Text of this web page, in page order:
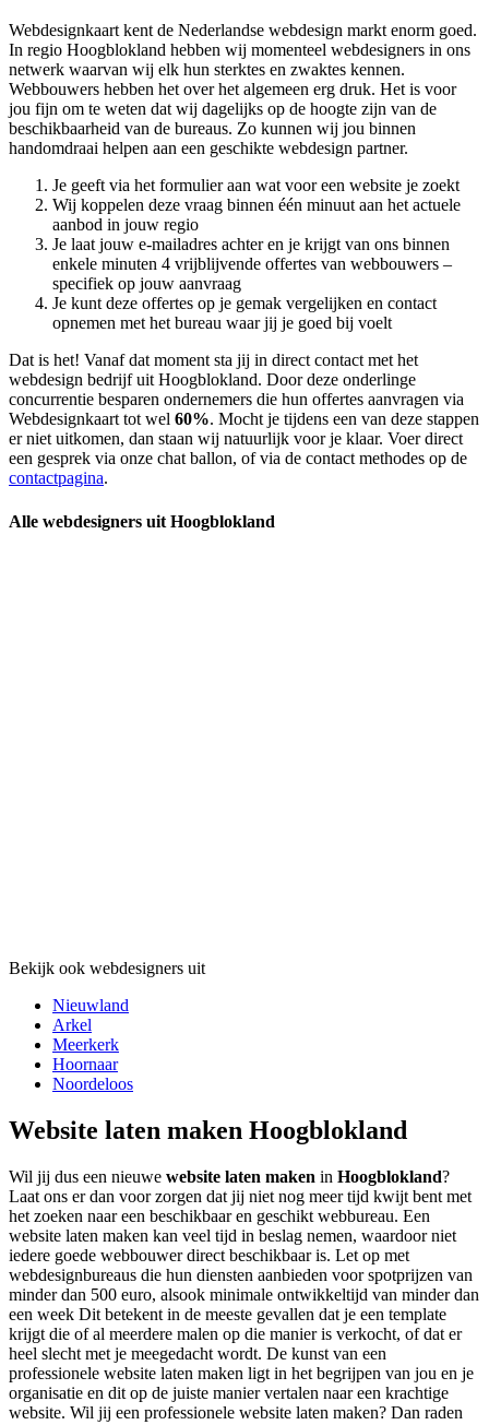
Webdesignkaart kent de Nederlandse webdesign markt enorm goed.
In regio Hoogblokland hebben wij momenteel webdesigners in ons
netwerk waarvan wij elk hun sterktes en zwaktes kennen.
Webbouwers hebben het over het algemeen erg druk. Het is voor
jou fijn om te weten dat wij dagelijks op de hoogte zijn van de
beschikbaarheid van de bureaus. Zo kunnen wij jou binnen
handomdraai helpen aan een geschikte webdesign partner.
Je geeft via het formulier aan wat voor een website je zoekt
Wij koppelen deze vraag binnen één minuut aan het actuele
aanbod in jouw regio
Je laat jouw e-mailadres achter en je krijgt van ons binnen
enkele minuten 4 vrijblijvende offertes van webbouwers –
specifiek op jouw aanvraag
Je kunt deze offertes op je gemak vergelijken en contact
opnemen met het bureau waar jij je goed bij voelt
Dat is het! Vanaf dat moment sta jij in direct contact met het
webdesign bedrijf uit Hoogblokland. Door deze onderlinge
concurrentie besparen ondernemers die hun offertes aanvragen via
Webdesignkaart tot wel 60%. Mocht je tijdens een van deze stappen
er niet uitkomen, dan staan wij natuurlijk voor je klaar. Voer direct
een gesprek via onze chat ballon, of via de contact methodes op de
contactpagina.
Alle webdesigners uit Hoogblokland
Bekijk ook webdesigners uit
Nieuwland
Arkel
Meerkerk
Hoornaar
Noordeloos
Website laten maken Hoogblokland
Wil jij dus een nieuwe website laten maken in Hoogblokland?
Laat ons er dan voor zorgen dat jij niet nog meer tijd kwijt bent met
het zoeken naar een beschikbaar en geschikt webbureau. Een
website laten maken kan veel tijd in beslag nemen, waardoor niet
iedere goede webbouwer direct beschikbaar is. Let op met
webdesignbureaus die hun diensten aanbieden voor spotprijzen van
minder dan 500 euro, alsook minimale ontwikkeltijd van minder dan
een week Dit betekent in de meeste gevallen dat je een template
krijgt die of al meerdere malen op die manier is verkocht, of dat er
heel slecht met je meegedacht wordt. De kunst van een
professionele website laten maken ligt in het begrijpen van jou en je
organisatie en dit op de juiste manier vertalen naar een krachtige
website. Wil jij een professionele website laten maken? Dan raden